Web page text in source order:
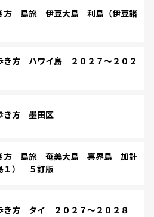
方 島旅 伊豆大島 利島（伊豆諸
き方 ハワイ島 ２０２７～２０２
き方 墨田区
方 島旅 奄美大島 喜界島 加計
１） ５訂版
き方 タイ ２０２７～２０２８